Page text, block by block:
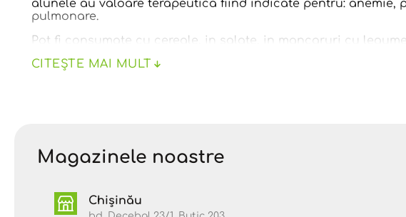
alunele au valoare terapeutica fiind indicate pentru:
pulmonare.
Pot fi consumate cu cereale, in salate, in mancaruri cu
• acizi grași saturați – 7 g
• acizi grași mononesaturați – 24 g
Glucide:
16 g
• zaharuri – 4 g
CITEȘTE MAI MULT
Magazinele noastre
Chișinău